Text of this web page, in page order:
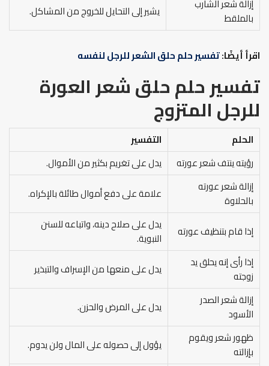
إزالة شعر الشارب
بالملقط
يشير إلى التحايل للخروج من المشاكل.
اقرأ أيضًا:تفسير حلم حلق الشعر للرجل لنفسه
تفسير حلم حلق شعر العورة
للرجلالمتزوج
الحلم
التفسير
رؤيته ينتف شعر عورته
يدل على تغريم بكثير من الأموال.
إزالة شعر عورته
بالحلاوة
علامة على دفع أموال طائلة بالإكراه.
إذا قام بتنظيف عورته
يدل على صلاح دينه، واتباعه للسنن
النبوية.
إذا رأى إنه يحلق يد
زوجته
يدل على منعها من الإسراف والتبذير
إزالة شعر الصدر
الأسود
يدل على المرض والحزن.
ظهور شعر ويقوم
بإزالته
يؤول إلى حصوله على المال ولن يدوم.